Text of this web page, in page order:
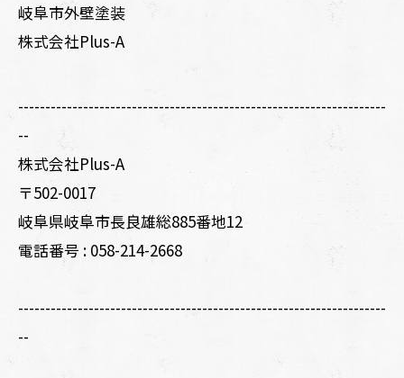
岐阜市外壁塗装
株式会社Plus-A
--------------------------------------------------------------------
--
株式会社Plus-A
〒502-0017
岐阜県岐阜市長良雄総885番地12
電話番号 : 058-214-2668
--------------------------------------------------------------------
--